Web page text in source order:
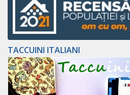
TACCUINI ITALIANI